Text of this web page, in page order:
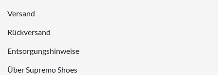
Versand
Rückversand
Entsorgungshinweise
Über Supremo Shoes